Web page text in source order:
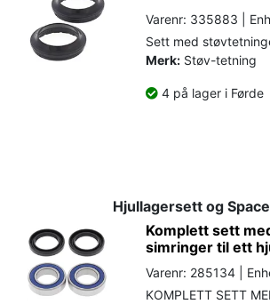
Varenr: 335883 |
Sett med
Merk: Støv-tetning
4 på lager i Førde
Hjullagersett og
Komplett sett
simringer til ett
Varenr: 285134 |
KOMPLETT SETT